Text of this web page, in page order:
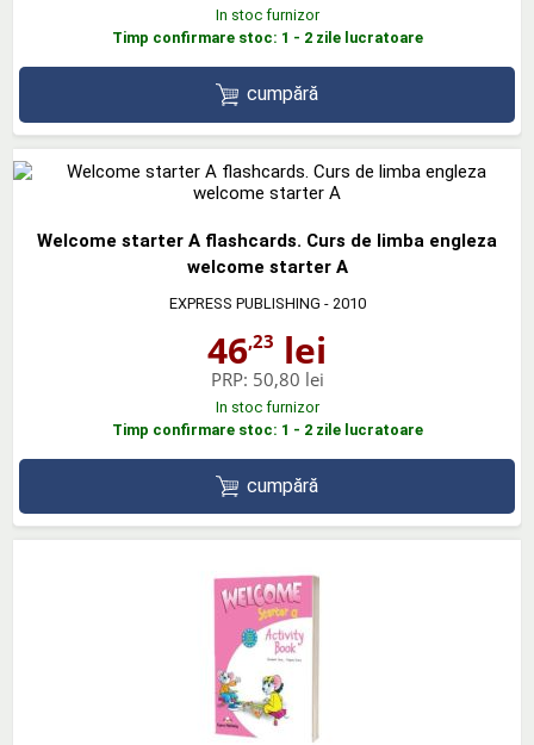
In stoc furnizor
Timp confirmare stoc: 1 - 2 zile lucratoare
cumpără
Welcome starter A flashcards. Curs de limba engleza
welcome starter A
EXPRESS PUBLISHING - 2010
46,23 lei
PRP: 50,80 lei
In stoc furnizor
Timp confirmare stoc: 1 - 2 zile lucratoare
cumpără